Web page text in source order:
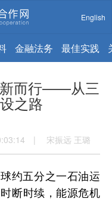
English
金融法务 最佳实践
新而行——从三
之路
| 宋振远 王璐
约五分之一石油运
断时续，能源危机